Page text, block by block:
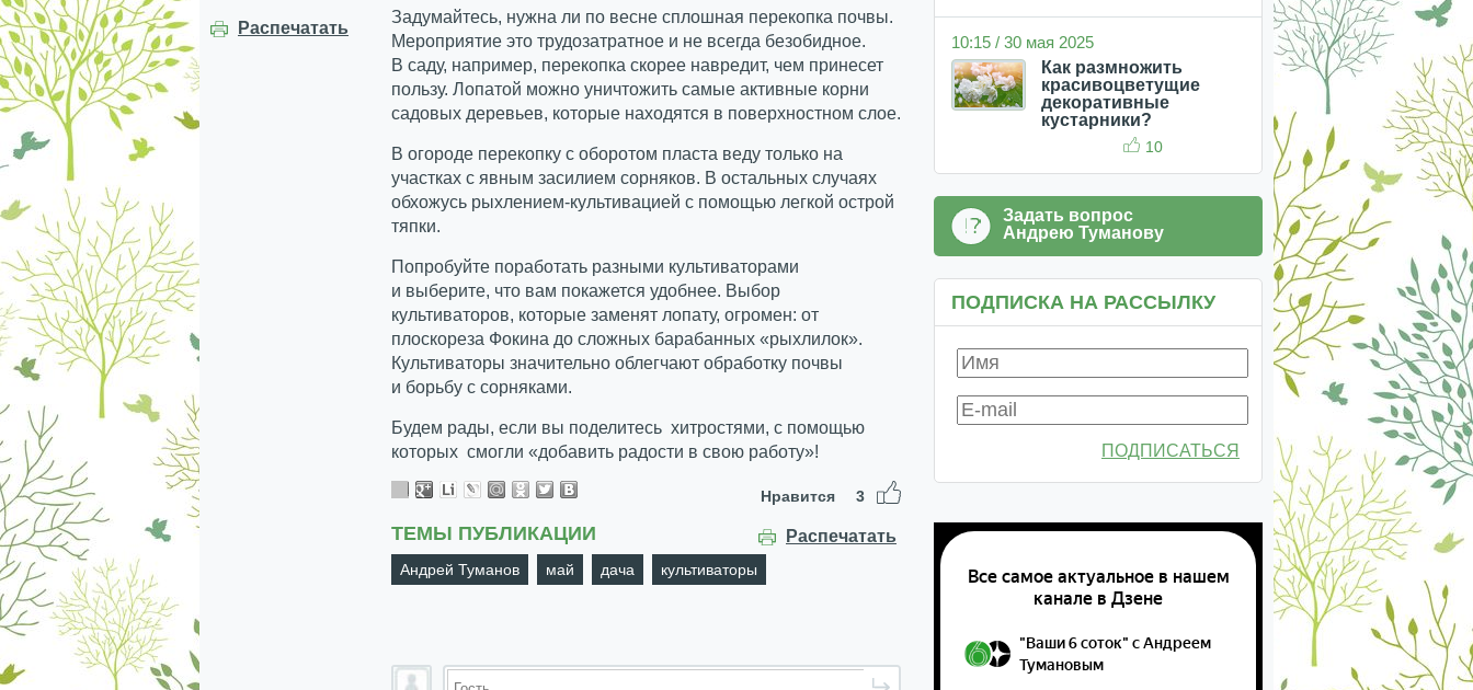
Распечатать
Задумайтесь, нужна ли по весне сплошная перекопка почвы.
Мероприятие это трудозатратное и не всегда безобидное.
В саду, например, перекопка скорее навредит, чем принесет
пользу. Лопатой можно уничтожить самые активные корни
садовых деревьев, которые находятся в поверхностном слое.
В огороде перекопку с оборотом пласта веду только на
участках с явным засилием сорняков. В остальных случаях
обхожусь рыхлением-культивацией с помощью легкой острой
тяпки.
Попробуйте поработать разными культиваторами
и выберите, что вам покажется удобнее. Выбор
культиваторов, которые заменят лопату, огромен: от
плоскореза Фокина до сложных барабанных «рыхлилок».
Культиваторы значительно облегчают обработку почвы
и борьбу с сорняками.
Будем рады, если вы поделитесь хитростями, с помощью
которых смогли «добавить радости в свою работу»!
Нравится 3
Распечатать
ТЕМЫ ПУБЛИКАЦИИ
Андрей Туманов май дача культиваторы
10:15 / 30 мая 2025
Как размножить
красивоцветущие
декоративные
кустарники?
10
Задать вопрос
Андрею Туманову
ПОДПИСКА НА РАССЫЛКУ
ПОДПИСАТЬСЯ